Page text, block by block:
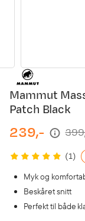
Mammut
Patch Black
discounted
price
239,-
original
price (1)
Myk og
Beskåret snitt
Perfekt til både